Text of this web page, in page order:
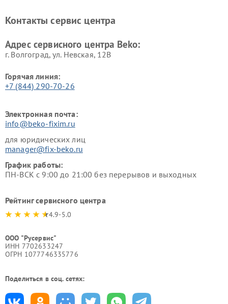
Ремонт холодильников Beko Ремонт морозильных камер
Контакты сервис центра
Адрес сервисного центра Beko:
г. Волгоград, ул. Невская, 12В
Горячая линия:
+7 (844) 290-70-26
Электронная почта:
info@beko-fixim.ru
для юридических лиц
manager@fix-beko.ru
График работы:
ПН-ВСК с 9:00 до 21:00 без перерывов и выходных
Рейтинг сервисного центра
4.9-5.0
ООО "Русервис"
ИНН 7702633247
ОГРН 1077746335776
Поделиться в соц. сетях: